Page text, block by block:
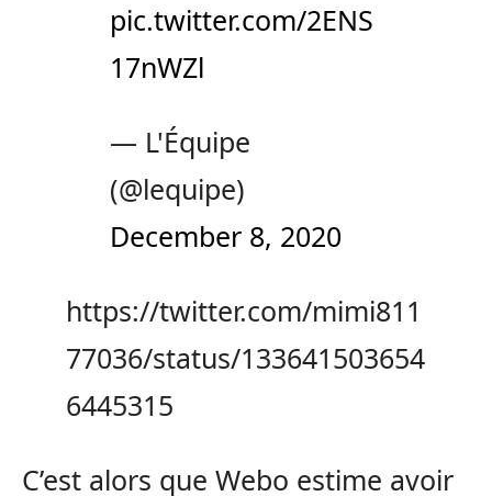
pic.twitter.com/2ENS
17nWZl
— L'Équipe
(@lequipe)
December 8, 2020
https://twitter.com/mimi811
77036/status/133641503654
6445315
C’est alors que Webo estime avoir